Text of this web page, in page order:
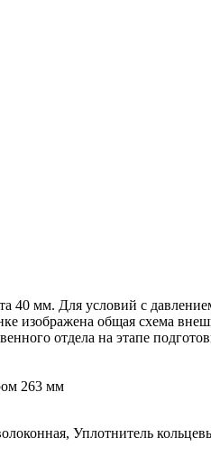
40 мм. Для условий с
изображена общая схема
отдела на этапе
263 мм
Уплотнитель